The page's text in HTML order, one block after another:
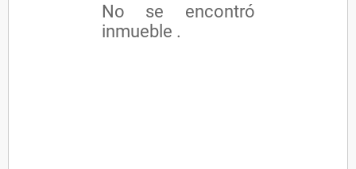
No se encontró
inmueble .